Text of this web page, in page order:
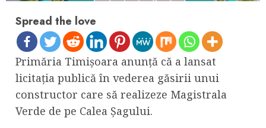
Spread the love
Primăria Timişoara anunţă că a lansat
licitaţia publică în vederea găsirii unui
constructor care să realizeze Magistrala
Verde de pe Calea Şagului.